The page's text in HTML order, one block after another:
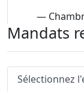
sécurité
différends
—
Mandats
Sélectionnez